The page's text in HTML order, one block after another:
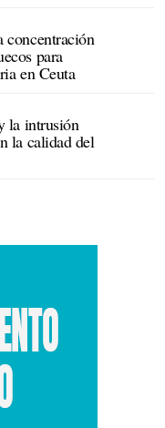
concentración
para
en Ceuta
la intrusión
la calidad del